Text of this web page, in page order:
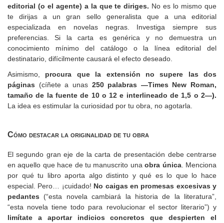
editorial (o el agente) a la que te diriges. No es lo mismo que
te dirijas a un gran sello generalista que a una editorial
especializada en novelas negras. Investiga siempre sus
preferencias. Si la carta es genérica y no demuestra un
conocimiento mínimo del catálogo o la línea editorial del
destinatario, difícilmente causará el efecto deseado.
Asimismo, procura que la extensión no supere las dos
páginas (cíñete a unas 250 palabras —Times New Roman,
tamaño de la fuente de 10 o 12 e interlineado de 1,5 o 2—).
La idea es estimular la curiosidad por tu obra, no agotarla.
Cómo destacar la originalidad de tu obra
El segundo gran eje de la carta de presentación debe centrarse
en aquello que hace de tu manuscrito unaobra única. Menciona
por qué tu libro aporta algo distinto y qué es lo que lo hace
especial. Pero… ¡cuidado! No caigas en promesas excesivas y
pedantes (“esta novela cambiará la historia de la literatura”,
“esta novela tiene todo para revolucionar el sector literario”) y
limítate a aportar indicios concretos que despierten el